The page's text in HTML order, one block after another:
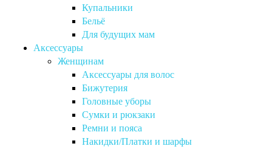
Купальники
Бельё
Для будущих мам
Аксессуары
Женщинам
Аксессуары для волос
Бижутерия
Головные уборы
Сумки и рюкзаки
Ремни и пояса
Накидки/Платки и шарфы